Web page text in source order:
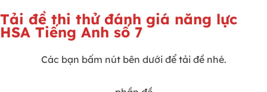
Tải đề thi thử đánh giá năng lực
HSA Tiếng Anh số 7
Các bạn bấm nút bên dưới để tải đề nhé.